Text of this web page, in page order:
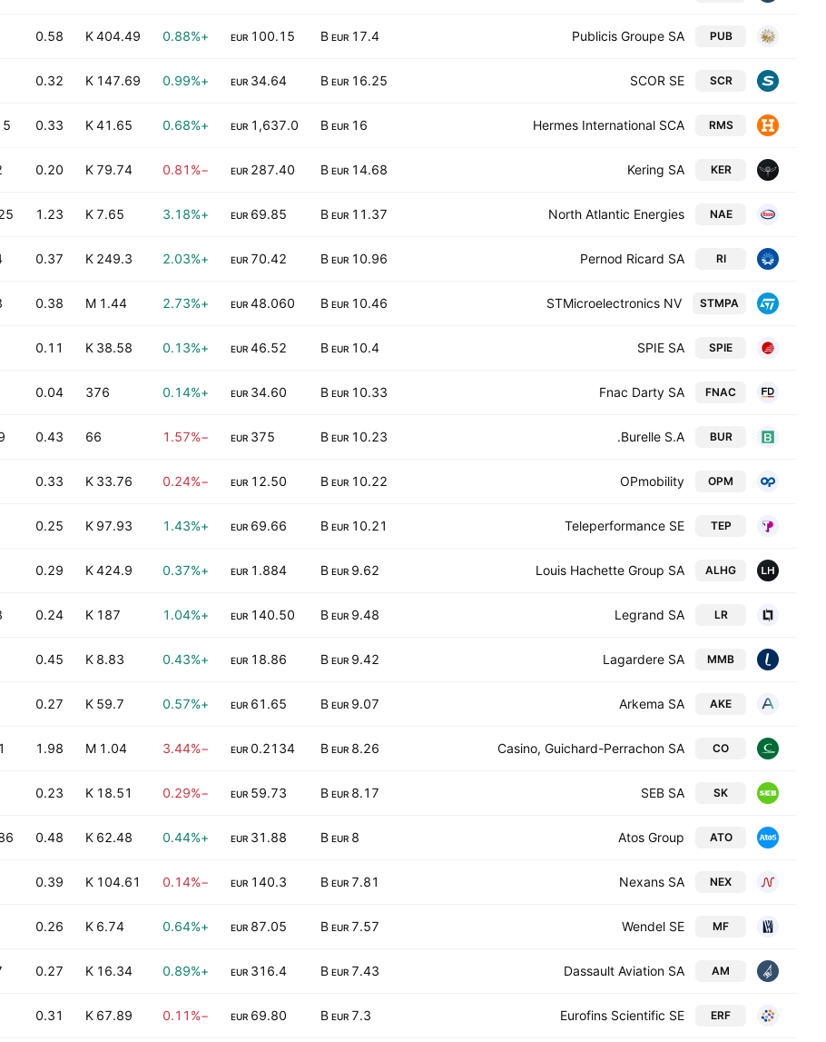
PUB
Publicis Groupe SA
17.4 B
EUR
100.15
EUR
+0.88%
404.49 K
0.58
SCR
SCOR SE
16.25 B
EUR
34.64
EUR
+0.99%
147.69 K
0.32
RMS
Hermes International SCA
16 B
EUR
1,637.0
EUR
+0.68%
41.65 K
0.33
B
KER
Kering SA
14.68 B
EUR
287.40
EUR
−0.81%
79.74 K
0.20
NAE
North Atlantic Energies
11.37 B
EUR
69.85
EUR
+3.18%
7.65 K
1.23
M
RI
Pernod Ricard SA
10.96 B
EUR
70.42
EUR
+2.03%
249.3 K
0.37
STMPA
STMicroelectronics NV
10.46 B
EUR
48.060
EUR
+2.73%
1.44 M
0.38
SPIE
SPIE SA
10.4 B
EUR
46.52
EUR
+0.13%
38.58 K
0.11
FNAC
Fnac Darty SA
10.33 B
EUR
34.60
EUR
+0.14%
376
0.04
BUR
Burelle S.A.
10.23 B
EUR
375
EUR
−1.57%
66
0.43
OPM
OPmobility
10.22 B
EUR
12.50
EUR
−0.24%
33.76 K
0.33
TEP
Teleperformance SE
10.21 B
EUR
69.66
EUR
+1.43%
97.93 K
0.25
ALHG
Louis Hachette Group SA
9.62 B
EUR
1.884
EUR
+0.37%
424.9 K
0.29
LR
Legrand SA
9.48 B
EUR
140.50
EUR
+1.04%
187 K
0.24
MMB
Lagardere SA
9.42 B
EUR
18.86
EUR
+0.43%
8.83 K
0.45
AKE
Arkema SA
9.07 B
EUR
61.65
EUR
+0.57%
59.7 K
0.27
CO
Casino, Guichard-Perrachon SA
8.26 B
EUR
0.2134
EUR
−3.44%
1.04 M
1.98
SK
SEB SA
8.17 B
EUR
59.73
EUR
−0.29%
18.51 K
0.23
ATO
Atos Group
8 B
EUR
31.88
EUR
+0.44%
62.48 K
0.48
M
NEX
Nexans SA
7.81 B
EUR
140.3
EUR
−0.14%
104.61 K
0.39
MF
Wendel SE
7.57 B
EUR
87.05
EUR
+0.64%
6.74 K
0.26
AM
Dassault Aviation SA
7.43 B
EUR
316.4
EUR
+0.89%
16.34 K
0.27
ERF
Eurofins Scientific SE
7.3 B
EUR
69.80
EUR
−0.11%
67.89 K
0.31